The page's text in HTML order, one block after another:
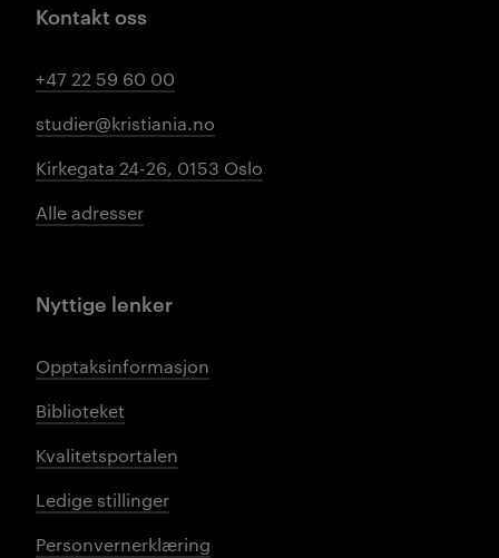
Kontakt oss
+47 22 59 60 00
studier@kristiania.no
Kirkegata 24-26, 0153 Oslo
Alle adresser
Nyttige lenker
Opptaksinformasjon
Biblioteket
Kvalitetsportalen
Ledige stillinger
Personvernerklæring